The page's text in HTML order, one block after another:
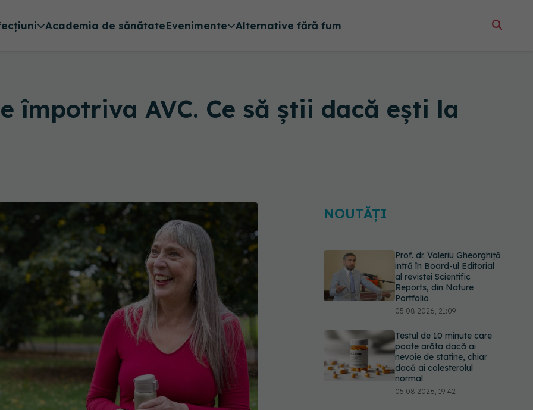
Academia de sănătateEvenimente Alternative fără fum
împotriva AVC. Ce să știi dacă ești la
NOUTĂȚI
Prof. dr. Valeriu Gheorghiță
intră în Board-ul Editorial
al revistei Scientific
Reports, din Nature
Portfolio
05.08.2026, 21:09
Testul de 10 minute care
poate arăta dacă ai
nevoie de statine, chiar
dacă ai colesterolul
normal
05.08.2026, 19:42